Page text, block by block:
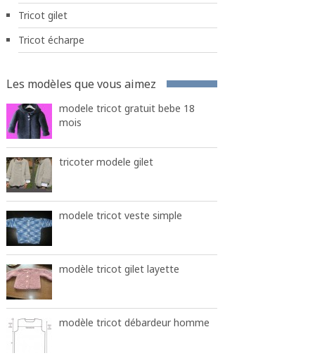
Tricot gilet
Tricot écharpe
Les modèles que vous aimez
modele tricot gratuit bebe 18
mois
tricoter modele gilet
modele tricot veste simple
modèle tricot gilet layette
modèle tricot débardeur homme